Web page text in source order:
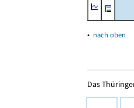
▴ nach oben
Das